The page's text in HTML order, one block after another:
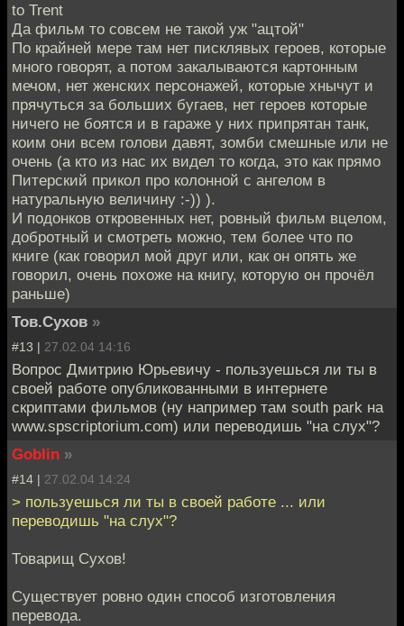
to Trent
Да фильм то совсем не такой уж "ацтой"
По крайней мере там нет писклявых героев, которые
много говорят, а потом закалываются картонным
мечом, нет женских персонажей, которые хнычут и
прячуться за больших бугаев, нет героев которые
ничего не боятся и в гараже у них припрятан танк,
коим они всем голови давят, зомби смешные или не
очень (а кто из нас их видел то когда, это как прямо
Питерский прикол про колонной с ангелом в
натуральную величину :-)) ).
И подонков откровенных нет, ровный фильм вцелом,
добротный и смотреть можно, тем более что по
книге (как говорил мой друг или, как он опять же
говорил, очень похоже на книгу, которую он прочёл
раньше)
Тов.Сухов »
#13 | 27.02.04 14:16
Вопрос Дмитрию Юрьевичу - пользуешься ли ты в
своей работе опубликованными в интернете
скриптами фильмов (ну например там south park на
www.spscriptorium.com) или переводишь "на слух"?
Goblin »
#14 | 27.02.04 14:24
> пользуешься ли ты в своей работе ... или
переводишь "на слух"?
Товарищ Сухов!
Существует ровно один способ изготовления
перевода.